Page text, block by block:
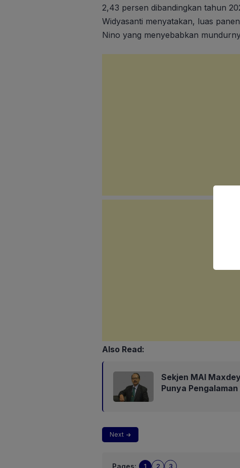
2,43 persen dibandingkan tahun
Widyasanti menyatakan, luas
Nino yang menyebabkan
Also Read:
Sekjen MAI
Punya
Next
1 2 3